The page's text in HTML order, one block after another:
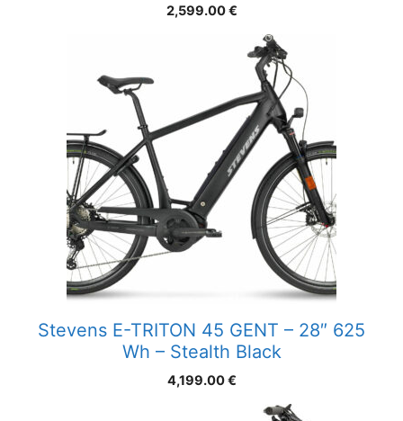
2,599.00€
Stevens E-TRITON 45 GENT – 28″ 625
Wh – Stealth Black
4,199.00€